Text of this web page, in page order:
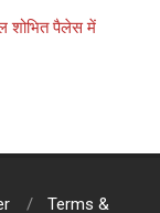
शोभित पैलेस में
Terms &